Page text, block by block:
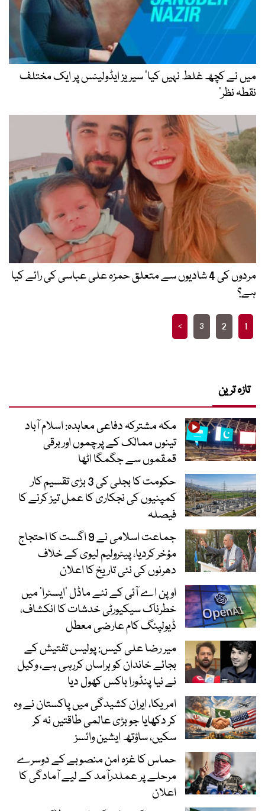
میں نے کچھ غلط نہیں کیا’ سیریز ایڈولینس پر ایک مختلف
نقطہ نظر‘
مردوں کی 4 شادیوں سے متعلق حمزہ علی عباسی کی رائے کیا
ہے؟
Posts
pagination
1
2
3
>
تازہ ترین
مکہ مشترکہ دفاعی معاہدہ: اسلام آباد
تینوں ممالک کے پرچموں اور برقی
قمقموں سے جگمگا اٹھا
حکومت کا بجلی کی 3 بڑی تقسیم کار
کمپنیوں کی نجکاری کا عمل تیز کرنے کا
فیصلہ
جماعت اسلامی نے 9 اگست کا احتجاج
مؤخر کردیا، پیٹرولیم لیوی کے خلاف
دھرنوں کی نئی تاریخ کا اعلان
اوپن اے آئی کے نئے ماڈل ’ایسٹرا‘ میں
خطرناک سیکیورٹی خدشات کا انکشاف،
ڈیولپنگ کام عارضی معطل
میر رضا علی کیس: پولیس تفتیش کے
بجائے خاندان کو ہراساں کررہی ہے، وکیل
نے نیا پنڈورا باکس کھول دیا
امریکا، ایران کشیدگی میں پاکستان نے وہ
کر دکھایا جو بڑی عالمی طاقتیں نہ کر
سکیں، ساؤتھ ایشین وائسز
حماس کا غزہ امن منصوبے کے دوسرے
مرحلے پر عملدرآمد کے لیے آمادگی کا
اعلان